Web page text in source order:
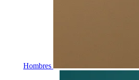
Hombres